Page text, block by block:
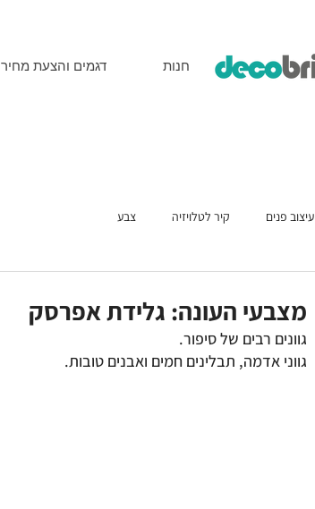
חנות דגמים והצעת מחיר
עיצוב פנים קיר לטלויזיה צבע
מצבעי העונה: גלידת אפרסק
גוונים רבים של סיפור.
גווני אדמה, תבלינים חמים ואבנים טובות.